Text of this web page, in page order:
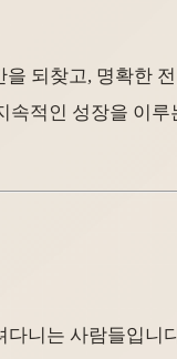
되찾고, 명확한
속적인 성장을 이루
니는 사람들입니